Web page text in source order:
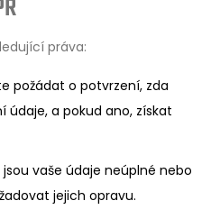
práva:
požádat o potvrzení, zda
údaje, a pokud ano, získat
jsou vaše údaje neúplné nebo
jejich opravu.